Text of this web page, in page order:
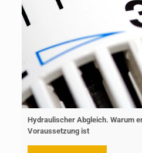
Hydraulischer Abgleich. Warum
Voraussetzung ist